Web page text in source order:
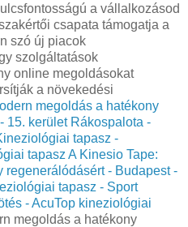
a vállalkozásod
csapata támogatja a
szó új piacok
szolgáltatások
online megoldásokat
a növekedési
megoldás a hatékony
15. kerület Rákospalota -
tapasz -
tapasz A Kinesio Tape:
regenerálódásért - Budapest -
tapasz - Sport
- AcuTop kineziológiai
megoldás a hatékony